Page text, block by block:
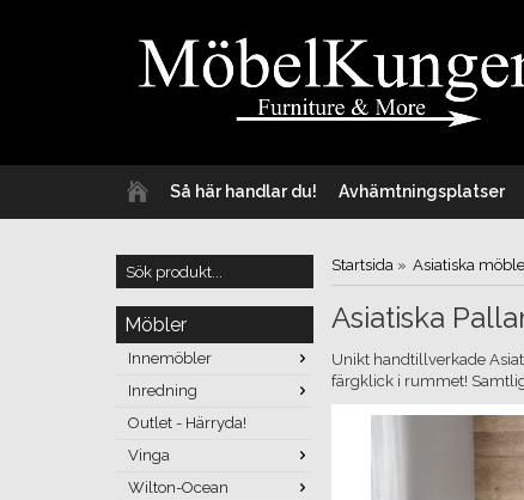
Så här handlar du! Avhämtningsplatser
Möbler
Innemöbler
Inredning
Outlet - Härryda!
Vinga
Wilton-Ocean
Startsida » Asiatiska
Asiatiska
Unikt handtillverkade
färgklick i rummet!